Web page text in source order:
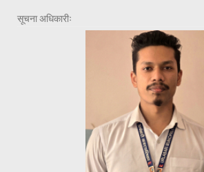
सूचना अधिकारीः